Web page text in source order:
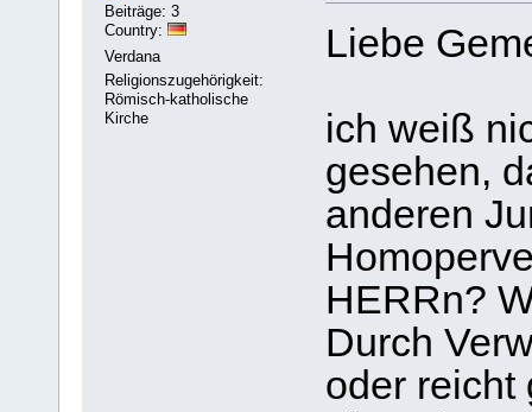
Beiträge: 3
Country:
Verdana
Religionszugehörigkeit:
Römisch-katholische
Kirche
Liebe
ich weiß
gesehen,
anderen
HERRn?
Durch
oder reicht